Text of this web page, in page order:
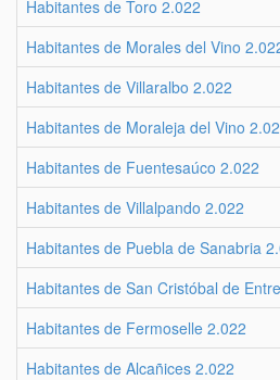
Habitantes de Toro 2.022
Habitantes de Morales del Vino
Habitantes de Villaralbo 2.022
Habitantes de Moraleja del Vino
Habitantes de Fuentesaúco 2.022
Habitantes de Villalpando 2.022
Habitantes de Puebla de Sanabria
Habitantes de San Cristóbal de
Habitantes de Fermoselle 2.022
Habitantes de Alcañices 2.022